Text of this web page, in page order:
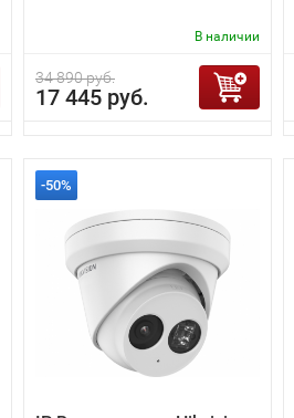
В наличии
34 890 руб.
17 445 руб.
-50%